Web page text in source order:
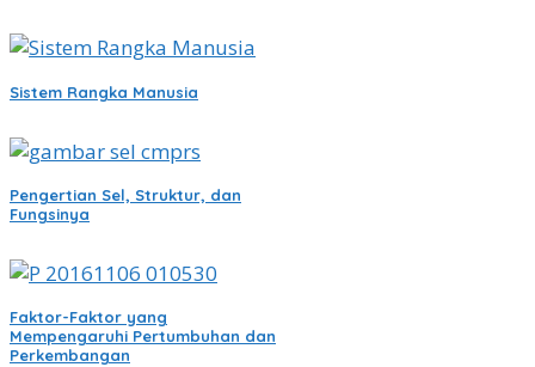
Sistem Rangka Manusia
Pengertian Sel, Struktur, dan
Fungsinya
Faktor-Faktor yang
Mempengaruhi Pertumbuhan dan
Perkembangan